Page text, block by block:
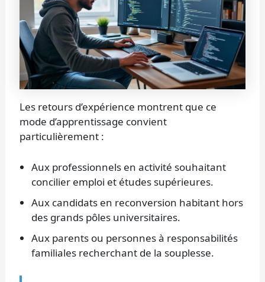
Les retours d’expérience montrent que ce
mode d’apprentissage convient
particulièrement :
Aux professionnels en activité souhaitant
concilier emploi et études supérieures.
Aux candidats en reconversion habitant hors
des grands pôles universitaires.
Aux parents ou personnes à responsabilités
familiales recherchant de la souplesse.